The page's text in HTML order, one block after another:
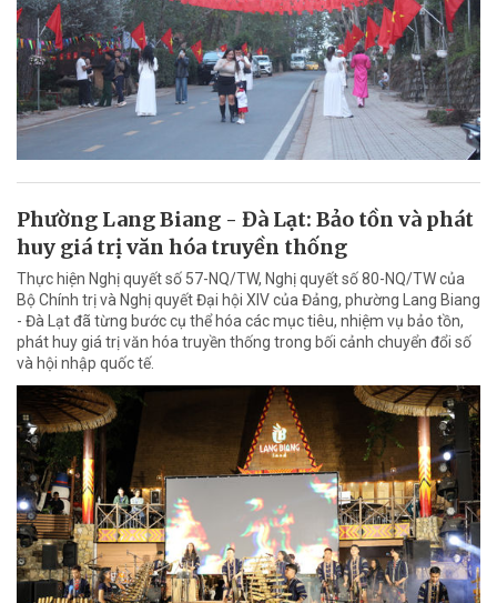
Phường Lang Biang - Đà Lạt: Bảo tồn và phát
huy giá trị văn hóa truyền thống
Thực hiện Nghị quyết số 57-NQ/TW, Nghị quyết số 80-NQ/TW của
Bộ Chính trị và Nghị quyết Đại hội XIV của Đảng, phường Lang Biang
- Đà Lạt đã từng bước cụ thể hóa các mục tiêu, nhiệm vụ bảo tồn,
phát huy giá trị văn hóa truyền thống trong bối cảnh chuyển đổi số
và hội nhập quốc tế.